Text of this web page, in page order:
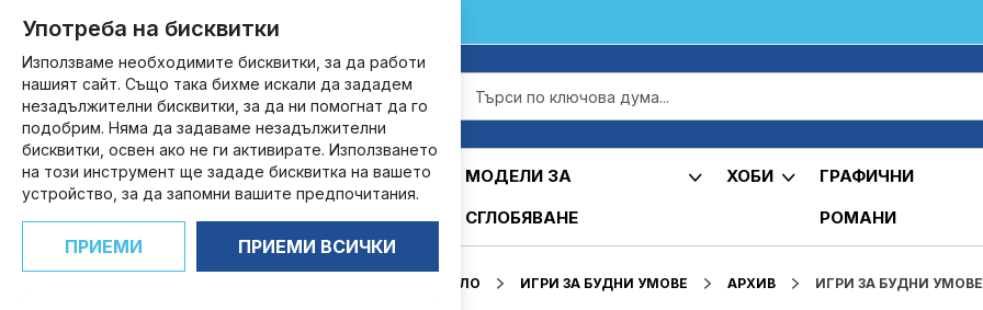
Прескачане
съдържанието
customers@ndbg.net 0700 35 885
АБОНАМЕНТИ КНИГИ СПИСАНИЯ
МОДЕЛИ ЗА
СГЛОБЯВАНЕ
ХОБИ
ГРАФИЧНИ
РОМАНИ
НАЧАЛО ИГРИ ЗА БУДНИ УМОВЕ АРХИВ ИГРИ ЗА БУДНИ
Употреба на бисквитки
Използваме необходимите бисквитки, за да работи
нашият сайт. Също така бихме искали да зададем
незадължителни бисквитки, за да ни помогнат да го
подобрим. Няма да задаваме незадължителни
бисквитки, освен ако не ги активирате. Използването
на този инструмент ще зададе бисквитка на вашето
устройство, за да запомни вашите предпочитания.
ПРИЕМИ ПРИЕМИ ВСИЧКИ